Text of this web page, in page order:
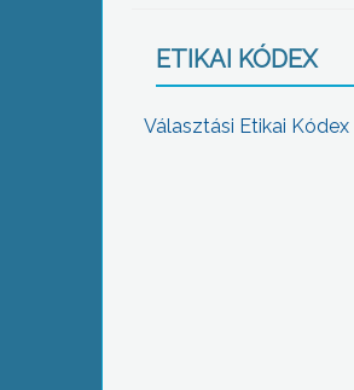
ETIKAI KÓDEX
Választási Etikai Kódex